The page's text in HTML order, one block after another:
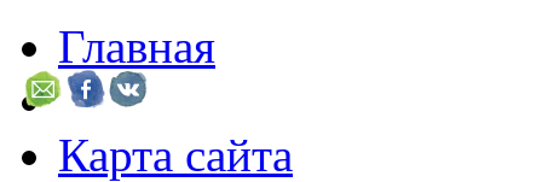
Главная
Карта сайта